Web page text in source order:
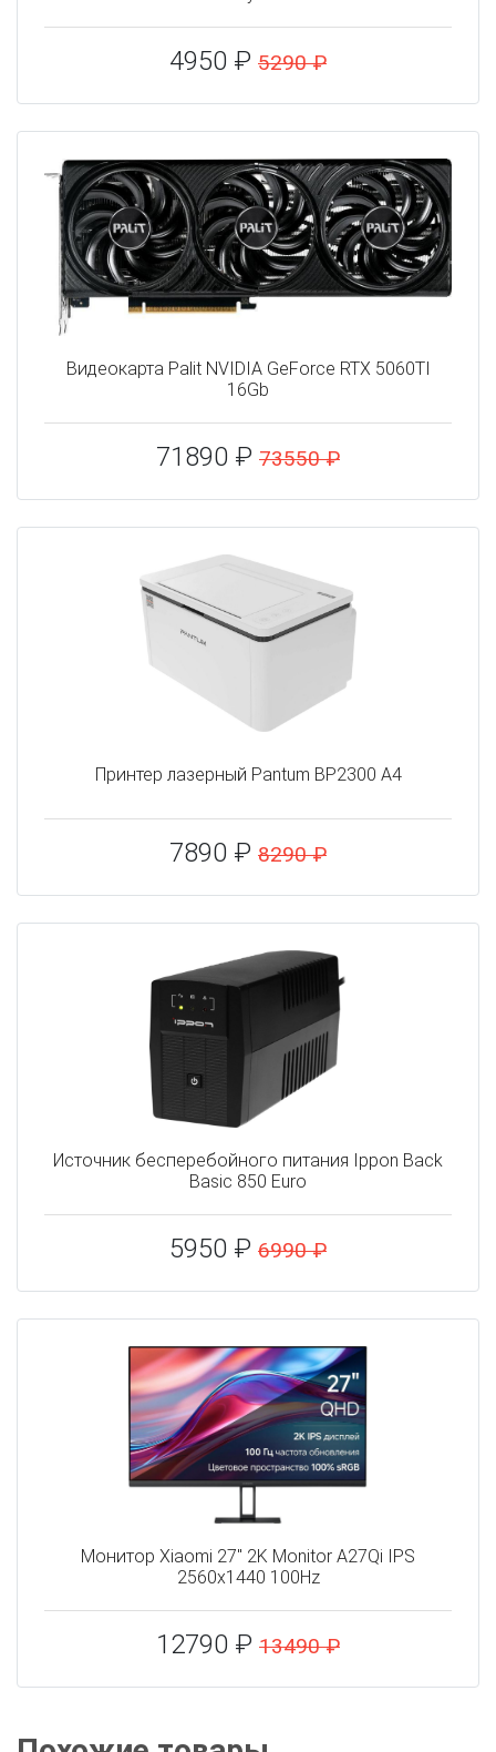
4950 ₽ 5290 ₽
Видеокарта Palit NVIDIA GeForce RTX 5060TI
16Gb
71890 ₽ 73550 ₽
Принтер лазерный Pantum BP2300 A4
7890 ₽ 8290 ₽
Источник бесперебойного питания Ippon Back
Basic 850 Euro
5950 ₽ 6990 ₽
Монитор Xiaomi 27" 2K Monitor A27Qi IPS
2560x1440 100Hz
12790 ₽ 13490 ₽